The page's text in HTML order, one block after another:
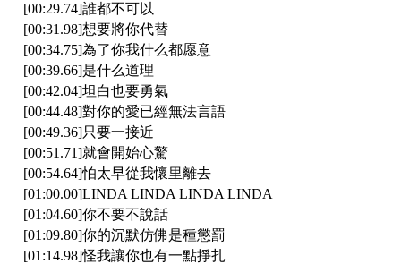
[00:29.74]誰都不可以
[00:31.98]想要將你代替
[00:34.75]為了你我什么都愿意
[00:39.66]是什么道理
[00:42.04]坦白也要勇氣
[00:44.48]對你的愛已經無法言語
[00:49.36]只要一接近
[00:51.71]就會開始心驚
[00:54.64]怕太早從我懷里離去
[01:00.00]LINDA LINDA LINDA LINDA
[01:04.60]你不要不說話
[01:09.80]你的沉默仿佛是種懲罰
[01:14.98]怪我讓你也有一點掙扎